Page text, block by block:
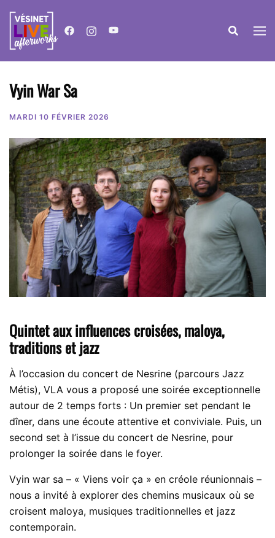
contenu
Vyin War Sa
MARDI 10 FÉVRIER 2026
Quintetaux influences croisées, maloya,
traditions et jazz
À l’occasion du concert de Nesrine (parcours Jazz
Métis), VLA vous a proposé une soirée exceptionnelle
autour de 2 temps forts : Un premier set pendant le
dîner, dans une écoute attentive et conviviale. Puis, un
second set à l’issue du concert de Nesrine, pour
prolonger la soirée dans le foyer.
Vyin war sa – « Viens voir ça » en créole réunionnais –
nous a invité à explorer des chemins musicaux où se
croisent maloya, musiques traditionnelles et jazz
contemporain.